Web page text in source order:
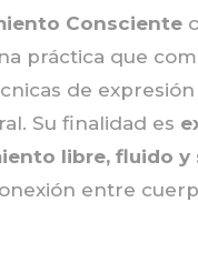
Consciente
práctica que
de
Su finalidad es
libre, fluido y
entre